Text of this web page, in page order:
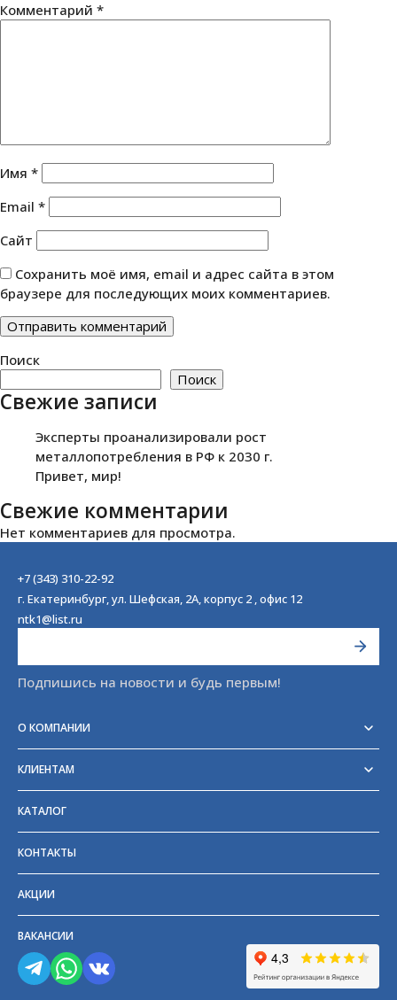
Комментарий *
Имя *
Email *
Сайт
Сохранить моё имя, email и адрес сайта в этом
браузере для последующих моих комментариев.
Поиск
Поиск
Свежие записи
Эксперты проанализировали рост
металлопотребления в РФ к 2030 г.
Привет, мир!
Свежие комментарии
Нет комментариев для просмотра.
+7 (343) 310-22-92
г. Екатеринбург, ул. Шефская, 2А, корпус 2 , офис 12
ntk1@list.ru
Подпишись на новости и будь первым!
О КОМПАНИИ
Отзывы
Блог
Партнёры и поставщики
КЛИЕНТАМ
Возврат
Частые вопросы
Прайс-лист
КАТАЛОГ
КОНТАКТЫ
АКЦИИ
ВАКАНСИИ